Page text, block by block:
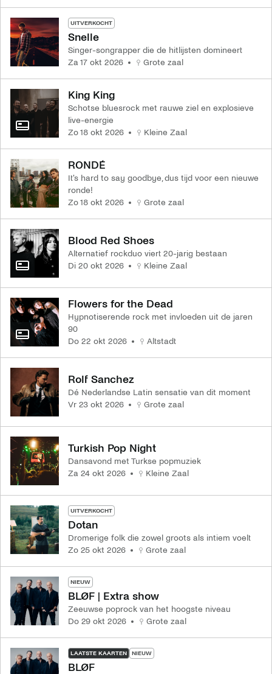
UITVERKOCHT
Snelle
Singer-songrapper die de hitlijsten domineert
za 17 okt 2026
Grote zaal
King King
Schotse bluesrock met rauwe ziel en explosieve
live-energie
zo 18 okt 2026
Kleine Zaal
RONDÉ
It's hard to say goodbye, dus tijd voor een nieuwe
ronde!
zo 18 okt 2026
Grote zaal
Blood Red Shoes
Alternatief rockduo viert 20-jarig bestaan
di 20 okt 2026
Kleine Zaal
Flowers for the Dead
Hypnotiserende rock met invloeden uit de jaren
90
do 22 okt 2026
Altstadt
Rolf Sanchez
Dé Nederlandse Latin sensatie van dit moment
vr 23 okt 2026
Grote zaal
Turkish Pop Night
Dansavond met Turkse popmuziek
za 24 okt 2026
Kleine Zaal
UITVERKOCHT
Dotan
Dromerige folk die zowel groots als intiem voelt
zo 25 okt 2026
Grote zaal
NIEUW
BLØF | Extra show
Zeeuwse poprock van het hoogste niveau
do 29 okt 2026
Grote zaal
LAATSTE KAARTEN NIEUW
BLØF